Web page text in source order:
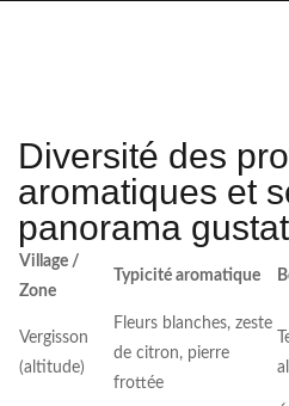
Diversité des
aromatiques et
panorama
Village /
Zone
Typicité aromatique
Vergisson
(altitude)
Fleurs blanches, zeste
de citron, pierre
frottée